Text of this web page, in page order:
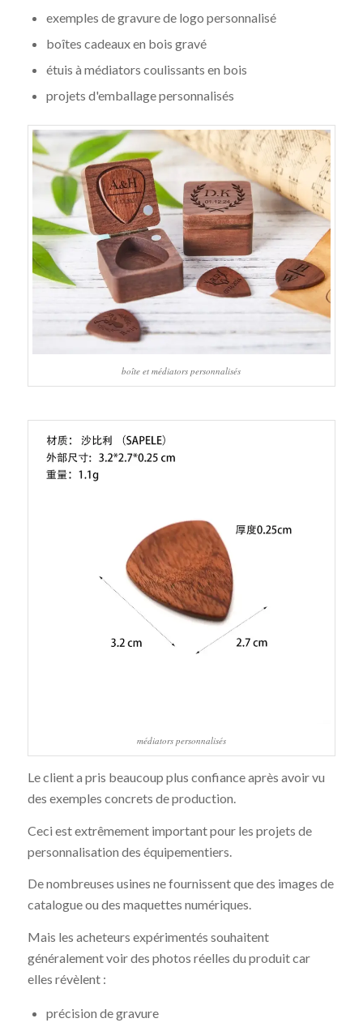
exemples de gravure de logo personnalisé
boîtes cadeaux en bois gravé
étuis à médiators coulissants en bois
projets d'emballage personnalisés
boîte et médiators personnalisés
médiators personnalisés
Le client a pris beaucoup plus confiance après avoir vu
des exemples concrets de production.
Ceci est extrêmement important pour les projets de
personnalisation des équipementiers.
De nombreuses usines ne fournissent que des images de
catalogue ou des maquettes numériques.
Mais les acheteurs expérimentés souhaitent
généralement voir des photos réelles du produit car
elles révèlent :
précision de gravure